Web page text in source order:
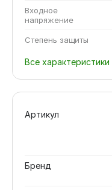
Входное
напряжение
Степень защиты
Все характеристики
Артикул
Бренд